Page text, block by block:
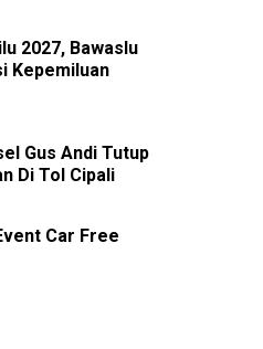
2027, Bawaslu
Kepemiluan
Gus Andi Tutup
Di Tol Cipali
Car Free